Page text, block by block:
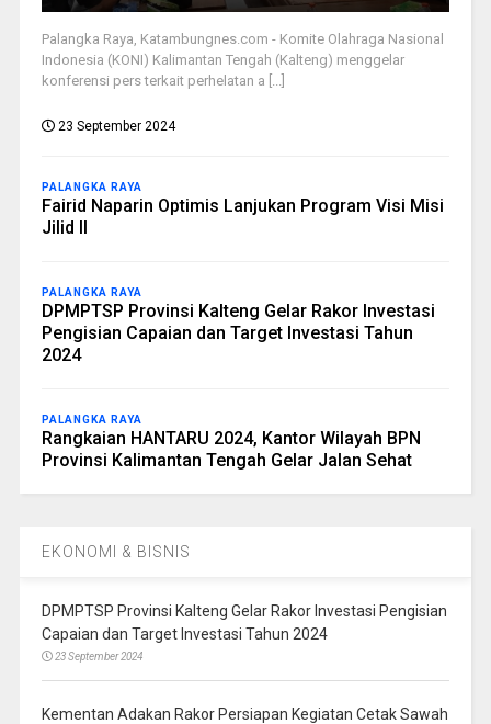
Palangka Raya, Katambungnes.com - Komite Olahraga Nasional
Indonesia (KONI) Kalimantan Tengah (Kalteng) menggelar
konferensi pers terkait perhelatan a [...]
23 September 2024
PALANGKA RAYA
Fairid Naparin Optimis Lanjukan Program Visi Misi
Jilid II
PALANGKA RAYA
DPMPTSP Provinsi Kalteng Gelar Rakor Investasi
Pengisian Capaian dan Target Investasi Tahun
2024
PALANGKA RAYA
Rangkaian HANTARU 2024, Kantor Wilayah BPN
Provinsi Kalimantan Tengah Gelar Jalan Sehat
EKONOMI & BISNIS
DPMPTSP Provinsi Kalteng Gelar Rakor Investasi Pengisian
Capaian dan Target Investasi Tahun 2024
23 September 2024
Kementan Adakan Rakor Persiapan Kegiatan Cetak Sawah